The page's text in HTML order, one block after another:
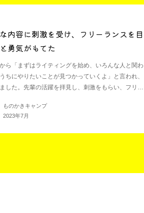
内容に刺激を受け、フリーランスを目
勇気がもてた
ら「まずはライティングを始め、いろんな人と関わ
ちにやりたいことが見つかっていくよ」と言われ、
した。先輩の活躍を拝見し、刺激をもらい、フリー
のかきキャンプ
年7月